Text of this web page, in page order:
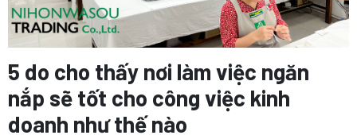
5 do cho thấy nơi làm việc ngăn
nắp sẽ tốt cho công việc kinh
doanh như thế nào